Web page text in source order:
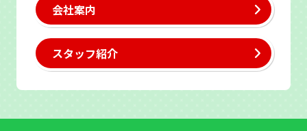
会社案内
スタッフ紹介